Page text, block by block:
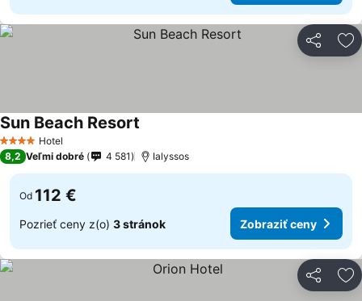
Zdieľať
4 Počet hviezdičiek
Hotel
Sun Beach Resort
8,2 Veľmi dobré 4 581 Ialyssos
Od 112 €
Pozrieť ceny z(o) 3 stránok Zobraziť ceny
Zdieľať